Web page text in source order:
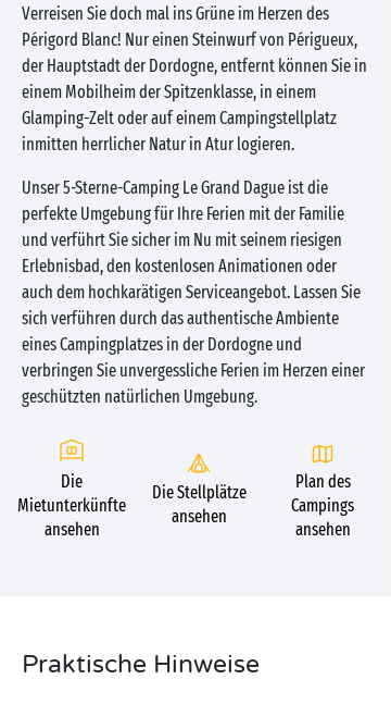
Verreisen Sie doch mal ins Grüne im Herzen des
Périgord Blanc! Nur einen Steinwurf von Périgueux,
der Hauptstadt der Dordogne, entfernt können Sie in
einem Mobilheim der Spitzenklasse, in einem
Glamping-Zelt oder auf einem Campingstellplatz
inmitten herrlicher Natur in Atur logieren.
Unser 5-Sterne-Camping Le Grand Dague ist die
perfekte Umgebung für Ihre Ferien mit der Familie
und verführt Sie sicher im Nu mit seinem riesigen
Erlebnisbad, den kostenlosen Animationen oder
auch dem hochkarätigen Serviceangebot. Lassen Sie
sich verführen durch das authentische Ambiente
eines Campingplatzes in der Dordogne und
verbringen Sie unvergessliche Ferien im Herzen einer
geschützten natürlichen Umgebung.
Die
Mietunterkünfte
ansehen
Die Stellplätze
ansehen
Plan des
Campings
ansehen
Praktische Hinweise